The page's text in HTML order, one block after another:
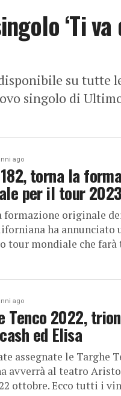
‘Ti
su tutte
singolo di
ago
torna la
per il tour 2023
formazione originale
ha annunciato
tour mondiale che farà
ago
Tenco 2022,
ed Elisa
assegnate le Targhe
avverrà al teatro
22 ottobre. Ecco tutti i